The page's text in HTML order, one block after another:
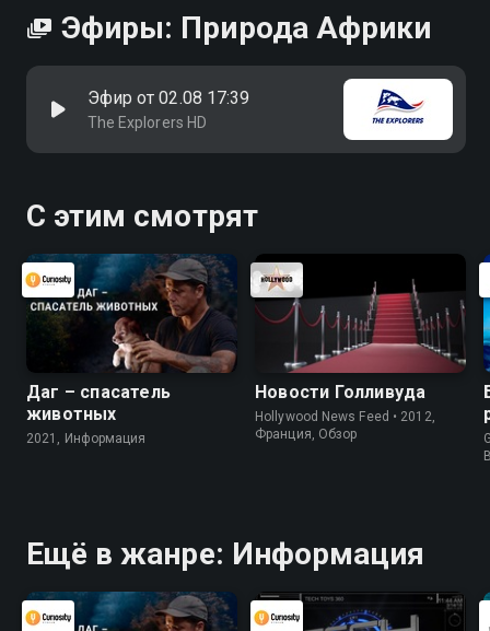
Эфиры: Природа Африки
Эфир от 02.08 17:39
The Explorers HD
С этим смотрят
Даг – спасатель
животных
2021, Информация
Новости Голливуда
Hollywood News Feed • 2012,
Франция, Обзор
Ещё в жанре: Информация